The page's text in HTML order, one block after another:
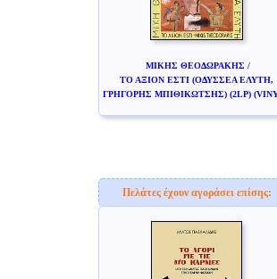
ΜΙΚΗΣ ΘΕΟΔΩΡΑΚΗΣ /
ΤΟ ΑΞΙΟΝ ΕΣΤΙ (ΟΔΥΣΣΕΑ ΕΛΥΤΗ,
ΓΡΗΓΟΡΗΣ ΜΠΙΘΙΚΩΤΣΗΣ) (2LP)
Πελάτες έχουν αγοράσει επίσης: